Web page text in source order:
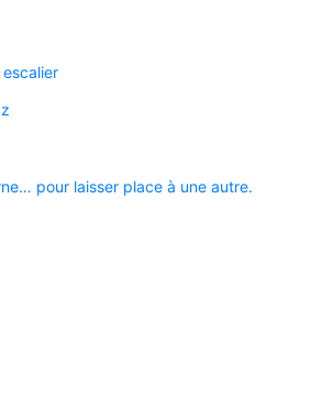
pour laisser place à une autre.